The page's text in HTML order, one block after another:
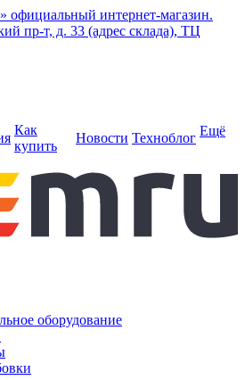
интернет-магазин.
пр-т, д. 33 (адрес склада), ТЦ
Как
купить
Новости Техноблог Ещё
оборудование